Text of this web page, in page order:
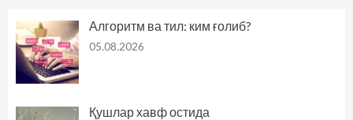
Алгоритм ва тил: ким ғолиб?
05.08.2026
Қушлар хавф остида